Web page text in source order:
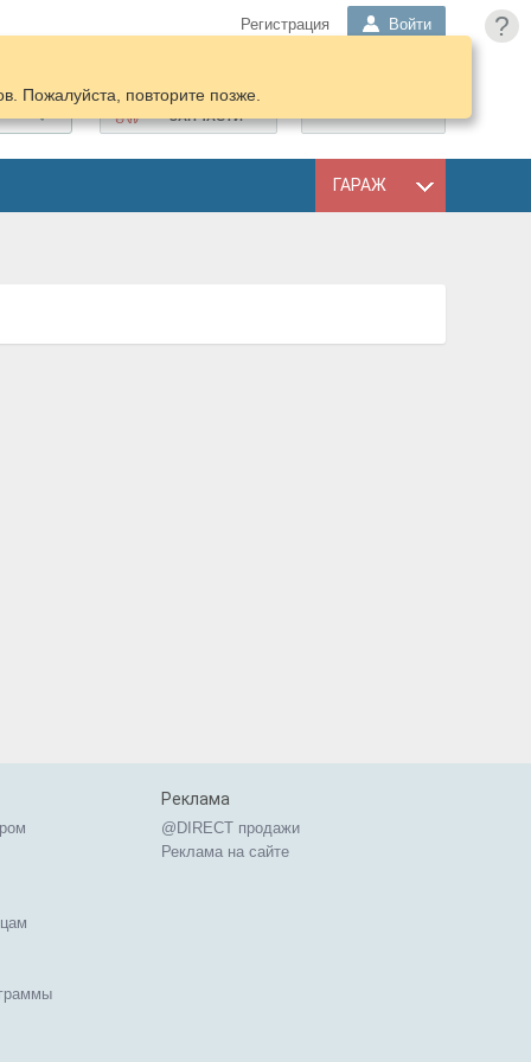
?
Регистрация Войти
ПОДОБРАТЬ
ЗАПЧАСТИ
ГАРАЖ
Пожалуйста, повторите позже.
Реклама
@DIRECT продажи
Реклама на сайте